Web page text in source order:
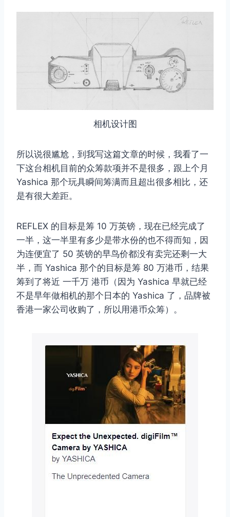
相机设计图
所以说很尴尬，到我写这篇文章的时候，我看了一
下这台相机目前的众筹款项并不是很多，跟上个月
Yashica 那个玩具瞬间筹满而且超出很多相比，还
是有很大差距。
REFLEX 的目标是筹 10 万英镑，现在已经完成了
一半，这一半里有多少是带水份的也不得而知，因
为连便宜了 50 英镑的早鸟价都没有卖完还剩一大
半，而 Yashica 那个的目标是筹 80 万港币，结果
筹到了将近 一千万 港币（因为 Yashica 早就已经
不是早年做相机的那个日本的 Yashica 了，品牌被
香港一家公司收购了，所以用港币众筹）。